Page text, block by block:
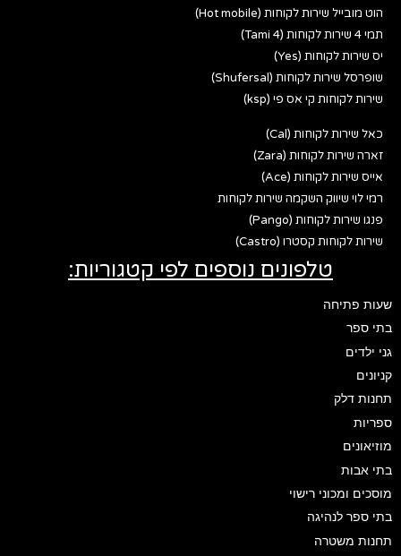
הוט מובייל שירות לקוחות (Hot mobile)
תמי 4 שירות לקוחות (Tami 4)
יס שירות לקוחות (Yes)
שופרסל שירות לקוחות (Shufersal)
שירות לקוחות קי אס פי (ksp)
כאל שירות לקוחות (Cal)
זארה שירות לקוחות (Zara)
אייס שירות לקוחות (Ace)
רמי לוי שיווק השקמה שירות לקוחות
פנגו שירות לקוחות (Pango)
שירות לקוחות קסטרו (Castro)
טלפונים נוספים לפי קטגוריות:
שעות פתיחה
בתי ספר
גני ילדים
קניונים
תחנות דלק
ספריות
מוזיאונים
בתי אבות
מוסכים ומכוני רישוי
בתי ספר לנהיגה
תחנות משטרה